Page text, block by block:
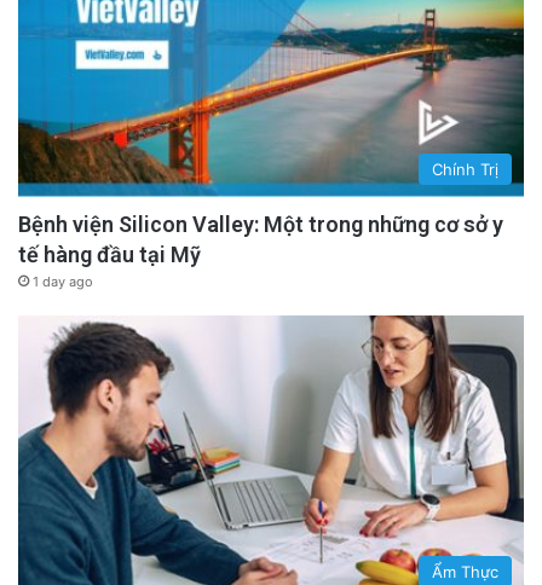
Chính Trị
Bệnh viện Silicon Valley: Một trong những cơ sở y
tế hàng đầu tại Mỹ
1 day ago
Ẩm Thực